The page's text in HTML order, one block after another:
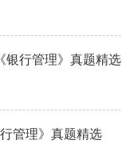
银行管理》真题精选
管理》真题精选